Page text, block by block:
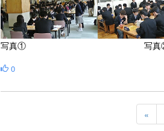
写真① 写
0
«